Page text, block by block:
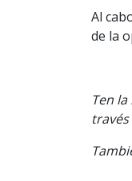
Al
de la
Ten